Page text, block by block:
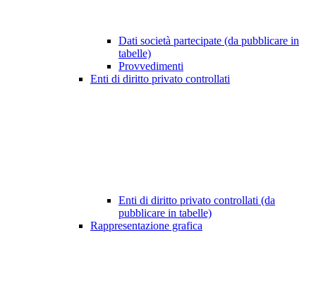
Dati società partecipate (da pubblicare in
tabelle)
Provvedimenti
Enti di diritto privato controllati
Enti di diritto privato controllati (da
pubblicare in tabelle)
Rappresentazione grafica